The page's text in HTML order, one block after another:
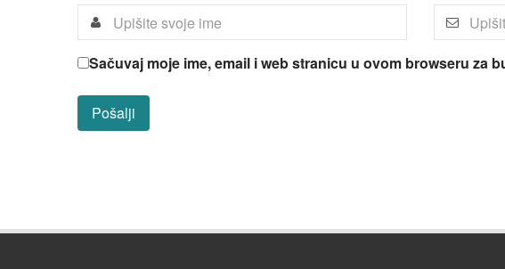
Sačuvaj moje ime, email i web stranicu u ovom browseru za